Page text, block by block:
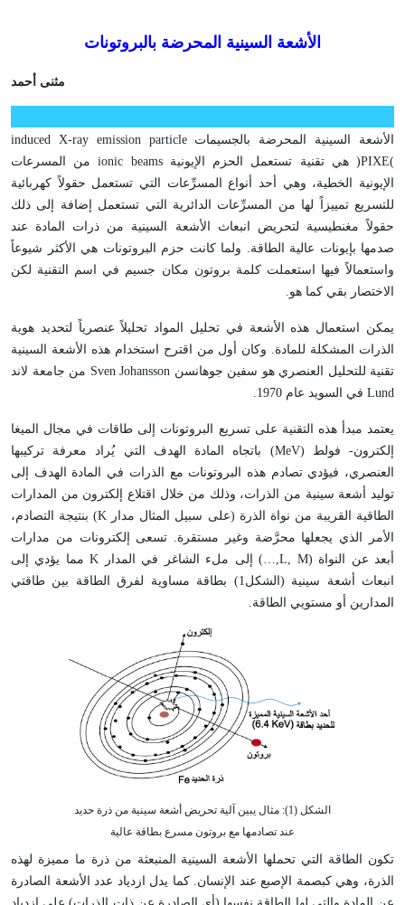
الأشعة السينية المحرضة بالبروتونات
مثنى أحمد
الأشعة السينية المحرضة بالجسيماتparticle
induced X-ray emission
(
PIXE
)هي تقنية تستعمل الحزم الإيونيةionic beamsمن المسرعات
الإيونية الخطية، وهي أحد أنواع المسرِّعات التي تستعمل حقولاً كهربائية
للتسريع تمييزاً لها من المسرِّعات الدائرية التي تستعمل إضافة إلى ذلك
حقولاً مغنطيسية لتحريض انبعاث الأشعة السينية من ذرات المادة عند
صدمها بإيونات عالية الطاقة. ولما كانت حزم البروتونات هي الأكثر شيوعاً
واستعمالاً فيها استعملت كلمة بروتون مكان جسيم في اسم التقنية لكن
الاختصار بقي كما هو.
يمكن استعمال هذه الأشعة في تحليل المواد تحليلاً عنصرياً لتحديد هوية
الذرات المشكلة للمادة. وكان أول من اقترح استخدام هذه الأشعة السينية
تقنية للتحليل العنصري هو سفين جوهانسن Sven Johansson من جامعة لاند
Lund في السويد عام 1970.
يعتمد مبدأ هذه التقنية على تسريع البروتونات إلى طاقات في مجال الميغا
إلكترون- فولط (MeV) باتجاه المادة الهدف التي يُراد معرفة تركيبها
العنصري، فيؤدي تصادم هذه البروتونات مع الذرات في المادة الهدف إلى
توليد أشعة سينية من الذرات، وذلك من خلال اقتلاع إلكترون من المدارات
الطاقية القريبة من نواة الذرة (على سبيل المثال مدار K) بنتيجة التصادم،
الأمر الذي يجعلها محرَّضة وغير مستقرة. تسعى إلكترونات من مدارات
أبعد عن النواة (L, M,…) إلى ملء الشاغر في المدار Kمما يؤدي إلى
انبعاث أشعة سينية (الشكل1) بطاقة مساوية لفرق الطاقة بين طاقتي
المدارين أو مستويي الطاقة.
الشكل (1): مثال يبين آلية تحريض أشعة سينية من ذرة حديد
عند تصادمها مع بروتون مسرع بطاقة عالية
تكون الطاقة التي تحملها الأشعة السينية المنبعثة من ذرة ما مميزة لهذه
الذرة، وهي كبصمة الإصبع عند الإنسان. كما يدل ازدياد عدد الأشعة الصادرة